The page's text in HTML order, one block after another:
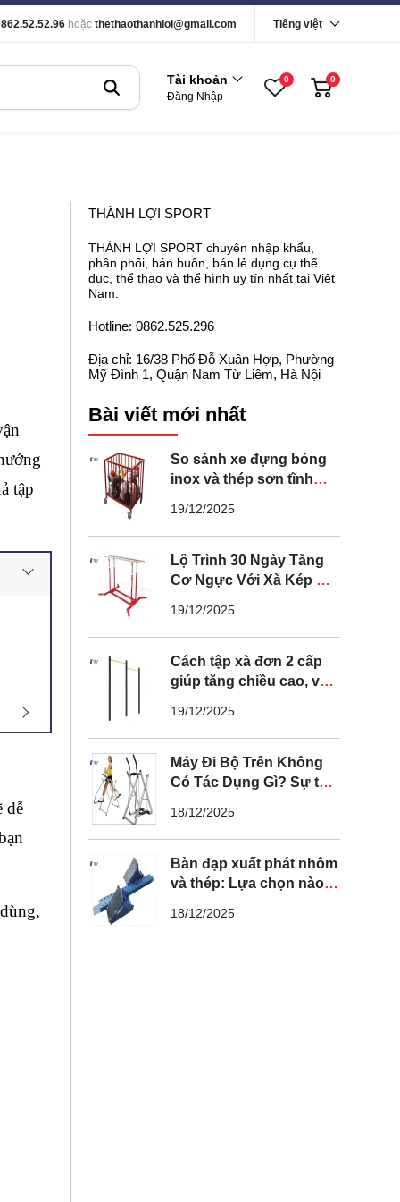
hoặc thethaothanhloi@gmail.com Tiếng việt
Tài khoản
Đăng Nhập
0 0
tập
dễ
THÀNH LỢI SPORT
THÀNH LỢI SPORT chuyên nhập khẩu,
phân phối, bán buôn, bán lẻ dụng cụ thể
dục, thể thao và thể hình uy tín nhất tại Việt
Nam.
Hotline: 0862.525.296
Địa chỉ: 16/38 Phố Đỗ Xuân Hợp, Phường
Mỹ Đình 1, Quận Nam Từ Liêm, Hà Nội
Bài viết mới nhất
So sánh xe đựng bóng
inox và thép sơn tĩnh
19/12/2025
Lộ Trình 30 Ngày Tăng
Cơ Ngực Với Xà Kép Di
19/12/2025
Cách tập xà đơn 2 cấp
giúp tăng chiều cao, vóc
19/12/2025
Máy Đi Bộ Trên Không
Có Tác Dụng Gì? Sự thật
18/12/2025
Bàn đạp xuất phát nhôm
và thép: Lựa chọn nào
18/12/2025